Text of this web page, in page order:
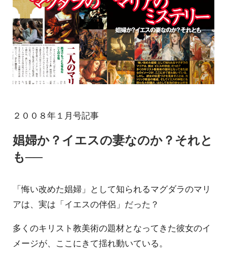
２００８年１月号記事
娼婦か？イエスの妻なのか？それと
も──
「悔い改めた娼婦」として知られるマグダラのマリ
アは、実は「イエスの伴侶」だった？
多くのキリスト教美術の題材となってきた彼女のイ
メージが、ここにきて揺れ動いている。